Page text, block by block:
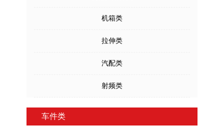
机箱类
拉伸类
汽配类
射频类
车件类